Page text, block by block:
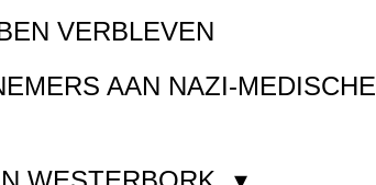
VERBLEVEN
AAN NAZI-MEDISCHE